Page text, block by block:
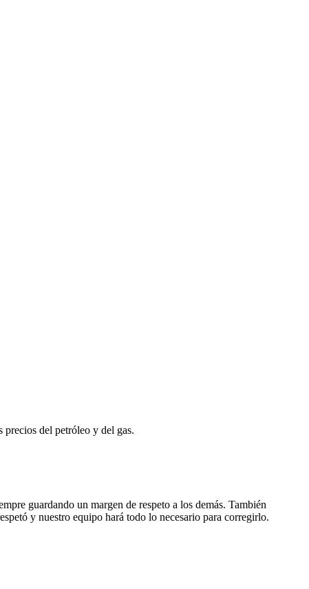
precios del petróleo y del gas.
guardando un margen de respeto a los demás. También
y nuestro equipo hará todo lo necesario para corregirlo.